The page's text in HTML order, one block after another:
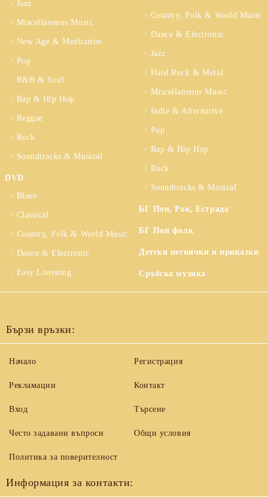
Jazz
Miscellaneous Music
New Age & Meditation
Pop
R&B & Soul
Rap & Hip Hop
Reggae
Rock
Soundtracks & Musical
DVD
Blues
Classical
Country, Folk & World Music
Dance & Electronic
Easy Listening
Country, Folk & World Music
Dance & Electronic
Jazz
Hard Rock & Metal
Miscellaneous Music
Indie & Alternative
Pop
Rap & Hip Hop
Rock
Soundtracks & Musical
БГ Поп, Рок, Естрада
БГ Поп фолк
Детски песнички и приказки
Сръбска музика
Бързи връзки:
Начало
Рекламации
Вход
Често задавани въпроси
Регистрация
Контакт
Търсене
Общи условия
Политика за поверителност
Информация за контакти: